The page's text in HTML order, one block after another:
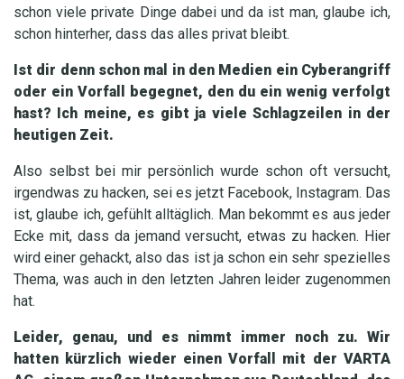
schon viele private Dinge dabei und da ist man, glaube ich,
schon hinterher, dass das alles privat bleibt.
Ist dir denn schon mal in den Medien ein Cyberangriff
oder ein Vorfall begegnet, den du ein wenig verfolgt
hast? Ich meine, es gibt ja viele Schlagzeilen in der
heutigen Zeit.
Also selbst bei mir persönlich wurde schon oft versucht,
irgendwas zu hacken, sei es jetzt Facebook, Instagram. Das
ist, glaube ich, gefühlt alltäglich. Man bekommt es aus jeder
Ecke mit, dass da jemand versucht, etwas zu hacken. Hier
wird einer gehackt, also das ist ja schon ein sehr spezielles
Thema, was auch in den letzten Jahren leider zugenommen
hat.
Leider, genau, und es nimmt immer noch zu. Wir
hatten kürzlich wieder einen Vorfall mit der VARTA